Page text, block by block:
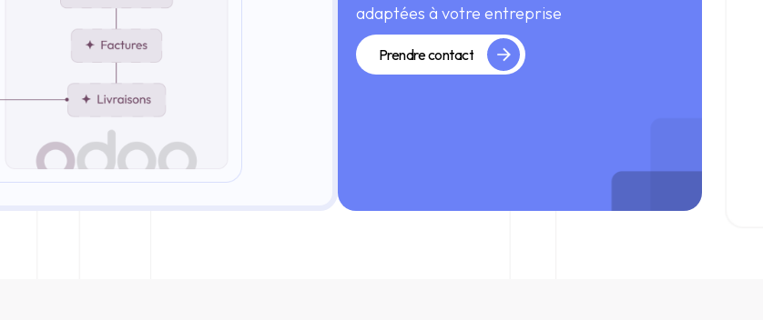
adaptées à votre entreprise
Prendre contact